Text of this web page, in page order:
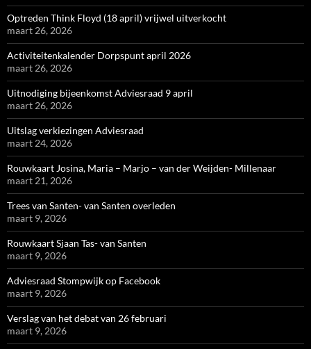
Optreden Think Floyd (18 april) vrijwel uitverkocht
maart 26, 2026
Activiteitenkalender Dorpspunt april 2026
maart 26, 2026
Uitnodiging bijeenkomst Adviesraad 9 april
maart 26, 2026
Uitslag verkiezingen Adviesraad
maart 24, 2026
Rouwkaart Josina, Maria – Marjo – van der Weijden- Millenaar
maart 21, 2026
Trees van Santen- van Santen overleden
maart 9, 2026
Rouwkaart Sjaan Tas- van Santen
maart 9, 2026
Adviesraad Stompwijk op Facebook
maart 9, 2026
Verslag van het debat van 26 februari
maart 9, 2026